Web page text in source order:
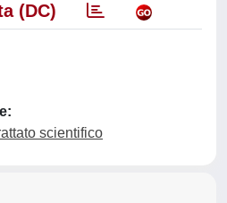
(DC)
scientifico